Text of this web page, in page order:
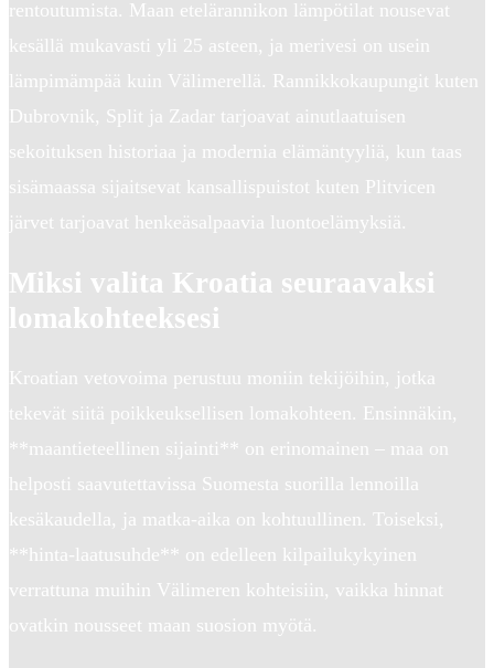
rentoutumista. Maan etelärannikon lämpötilat nousevat
kesällä mukavasti yli 25 asteen, ja merivesi on usein
lämpimämpää kuin Välimerellä. Rannikkokaupungit kuten
Dubrovnik, Split ja Zadar tarjoavat ainutlaatuisen
sekoituksen historiaa ja modernia elämäntyyliä, kun taas
sisämaassa sijaitsevat kansallispuistot kuten Plitvicen
järvet tarjoavat henkeäsalpaavia luontoelämyksiä.
Miksi valita Kroatia seuraavaksi
lomakohteeksesi
Kroatian vetovoima perustuu moniin tekijöihin, jotka
tekevät siitä poikkeuksellisen lomakohteen. Ensinnäkin,
**maantieteellinen sijainti** on erinomainen – maa on
helposti saavutettavissa Suomesta suorilla lennoilla
kesäkaudella, ja matka-aika on kohtuullinen. Toiseksi,
**hinta-laatusuhde** on edelleen kilpailukykyinen
verrattuna muihin Välimeren kohteisiin, vaikka hinnat
ovatkin nousseet maan suosion myötä.